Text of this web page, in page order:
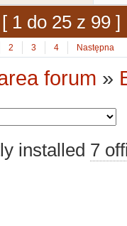
1 do 25 z 99 ]
2 3 4 Następna
forum »
installed 7